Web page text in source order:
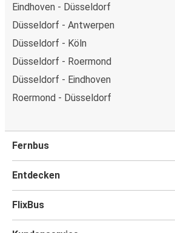
Eindhoven - Düsseldorf
Düsseldorf - Antwerpen
Düsseldorf - Köln
Düsseldorf - Roermond
Düsseldorf - Eindhoven
Roermond - Düsseldorf
Fernbus
Entdecken
FlixBus